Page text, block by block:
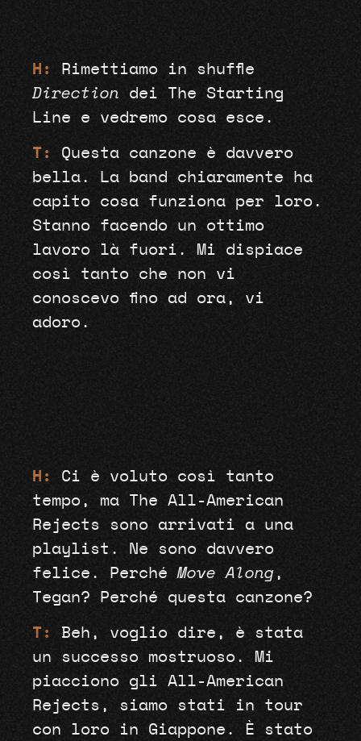
H:
Rimettiamo in shuffle
Direction dei The Starting
Line e vedremo cosa esce.
T:
Questa canzone è davvero
bella. La band chiaramente ha
capito cosa funziona per loro.
Stanno facendo un ottimo
lavoro là fuori. Mi dispiace
così tanto che non vi
conoscevo fino ad ora, vi
adoro.
H:
Ci è voluto così tanto
tempo, ma The All-American
Rejects sono arrivati ​​a una
playlist. Ne sono davvero
felice. Perché Move Along,
Tegan? Perché questa canzone?
T:
Beh, voglio dire, è stata
un successo mostruoso. Mi
piacciono gli All-American
Rejects, siamo stati in tour
con loro in Giappone. È stato